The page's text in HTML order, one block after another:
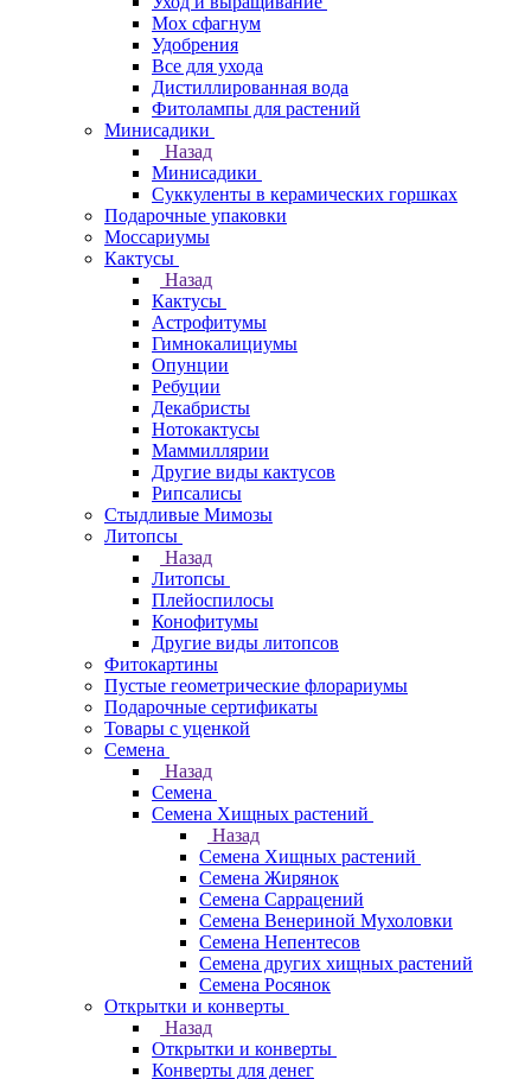
Мох сфагнум
Удобрения
Все для ухода
Дистиллированная вода
Фитолампы для растений
Минисадики
Назад
Минисадики
Суккуленты в керамических горшках
Подарочные упаковки
Моссариумы
Кактусы
Назад
Кактусы
Астрофитумы
Гимнокалициумы
Опунции
Ребуции
Декабристы
Нотокактусы
Маммиллярии
Другие виды кактусов
Рипсалисы
Стыдливые Мимозы
Литопсы
Назад
Литопсы
Плейоспилосы
Конофитумы
Другие виды литопсов
Фитокартины
Пустые геометрические флорариумы
Подарочные сертификаты
Товары с уценкой
Семена
Назад
Семена
Семена Хищных растений
Назад
Семена Хищных растений
Семена Жирянок
Семена Саррацений
Семена Венериной Мухоловки
Семена Непентесов
Семена других хищных растений
Семена Росянок
Открытки и конверты
Назад
Открытки и конверты
Конверты для денег